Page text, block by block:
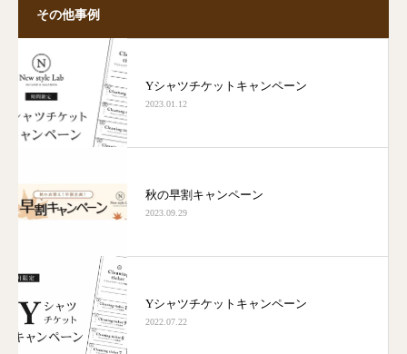
その他事例
Yシャツチケットキャンペーン
2023.01.12
秋の早割キャンペーン
2023.09.29
Yシャツチケットキャンペーン
2022.07.22